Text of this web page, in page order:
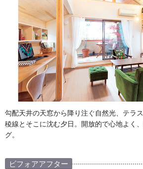
勾配天井の天窓から降り注ぐ自然光、テラ
稜線とそこに沈む夕日。開放的で心地よく
グ。
ビフォアアフター